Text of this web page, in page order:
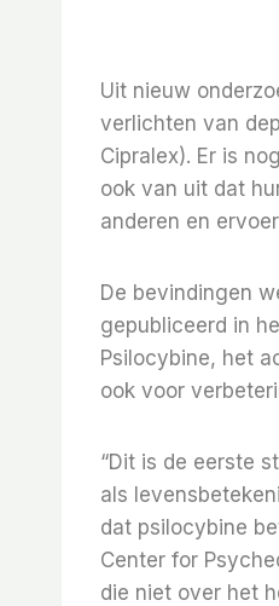
Uit nieuw
verlichten van
Cipralex). Er is
ook van uit dat
anderen en
De bevindingen
gepubliceerd in
Psilocybine, het
ook voor
“Dit is de eerste
als
dat psilocybine
Center for
die niet over het